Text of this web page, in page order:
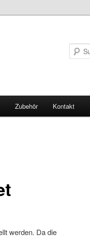
Zubehör Kontakt
werden. Da die